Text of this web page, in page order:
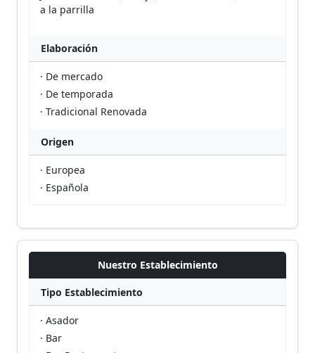
a la parrilla
Elaboración
· De mercado
· De temporada
· Tradicional Renovada
Origen
· Europea
· Española
Nuestro Establecimiento
Tipo Establecimiento
· Asador
· Bar